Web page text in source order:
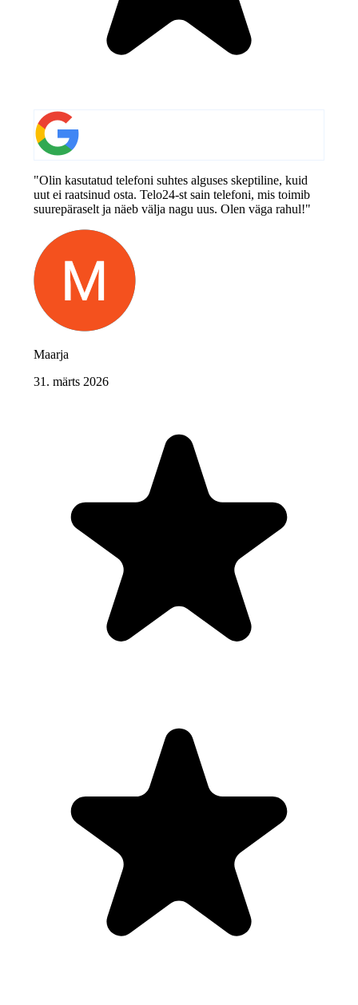
"Olin kasutatud telefoni suhtes alguses skeptiline, kuid
uut ei raatsinud osta. Telo24-st sain telefoni, mis toimib
suurepäraselt ja näeb välja nagu uus. Olen väga rahul!"
Maarja
31. märts 2026